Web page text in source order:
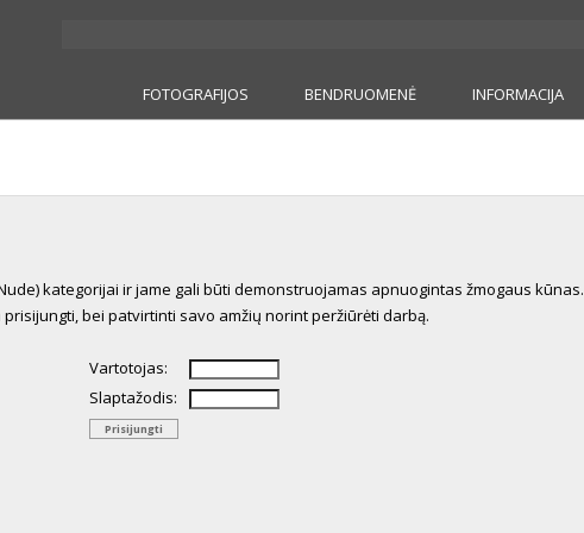
FOTOGRAFIJOS BENDRUOMENĖ INFORMACIJA
kategorijai ir jame gali būti demonstruojamas apnuogintas žmogaus kūnas.
prisijungti, bei patvirtinti savo amžių norint peržiūrėti darbą.
Vartotojas:
Slaptažodis: